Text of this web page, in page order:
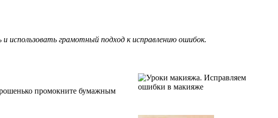
использовать грамотный подход к исправлению ошибок.
промокните бумажным